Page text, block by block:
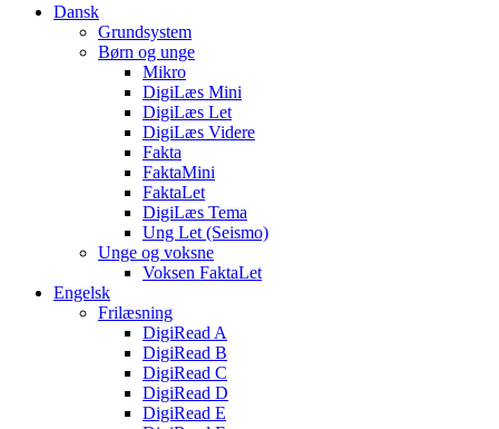
Dansk
Grundsystem
Børn og unge
Mikro
DigiLæs Mini
DigiLæs Let
DigiLæs Videre
Fakta
FaktaMini
FaktaLet
DigiLæs Tema
Ung Let (Seismo)
Unge og voksne
Voksen FaktaLet
Engelsk
Frilæsning
DigiRead A
DigiRead B
DigiRead C
DigiRead D
DigiRead E